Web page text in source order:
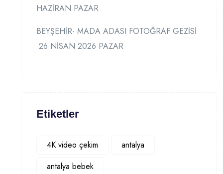
HAZİRAN PAZAR
BEYŞEHİR- MADA ADASI FOTOĞRAF GEZİSİ
26 NİSAN 2026 PAZAR
Etiketler
4K video çekim
antalya
antalya bebek